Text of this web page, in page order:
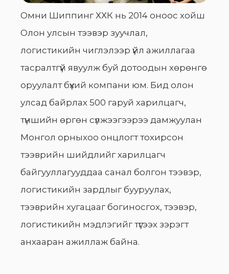
Омни Шиппинг ХХК нь 2014 оноос хойш
Олон улсын тээвэр зуучлал,
логистикийн чиглэлээр үйл ажиллагаа
тасралтгүй явуулж буй дотоодын хөрөнгө
оруулалт бүхий компани юм. Бид олон
улсад байрлах 500 гаруй харилцагч,
түншийн өргөн сүлжээгээрээ дамжуулан
Монгол орныхоо онцлогт тохирсон
тээврийн шийдлийг харилцагч
байгууллагууддаа санал болгон тээвэр,
логистикийн зардлыг бууруулах,
тээврийн хугацааг богиносгох, тээвэр,
логистикийн мэдлэгийг түгээх зэрэгт
анхааран ажиллаж байна.